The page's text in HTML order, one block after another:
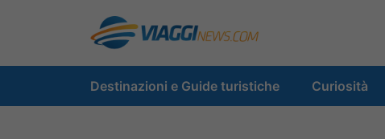
contenuto
Destinazioni e Guide turistiche Curiosità